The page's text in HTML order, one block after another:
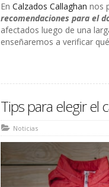
En Calzados Callaghan nos
recomendaciones para el
afectados luego de una
enseñaremos a verificar
Tips para elegir el
Noticias